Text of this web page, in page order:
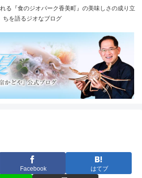
る『食のジオパーク香美町』の美味しさの成り立
ちを語るジオなブログ
Facebook はてブ